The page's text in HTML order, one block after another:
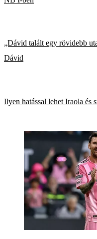
„Dávid talált egy rövidebb
Dávid
Ilyen hatással lehet Iraola és